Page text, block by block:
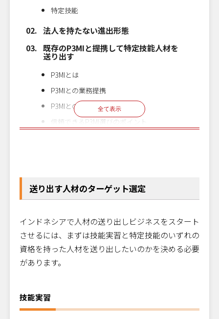
全て表示
特定技能
法人を持たない進出形態
既存のP3MIと提携して特定技能人材を
送り出す
P3MIとは
P3MIとの業務提携
P3MIとの連携強化
信頼できるP3MI選びのポイント
LPKの資格取得条件
送り出す人材のターゲット選定
インドネシアで人材の送り出しビジネスをスタート
させるには、まずは技能実習と特定技能のいずれの
資格を持った人材を送り出したいのかを決める必要
があります。
技能実習